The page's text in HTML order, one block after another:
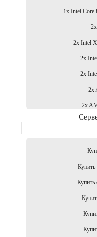
1x Intel Core
2x Intel
2x
2x
2x
2x
Купить
Купить